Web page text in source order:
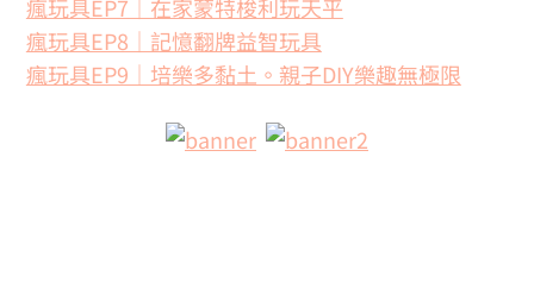
瘋玩具EP7｜在家蒙特梭利玩天平
瘋玩具EP8｜記憶翻牌益智玩具
瘋玩具EP9｜培樂多黏土。親子DIY樂趣無極限